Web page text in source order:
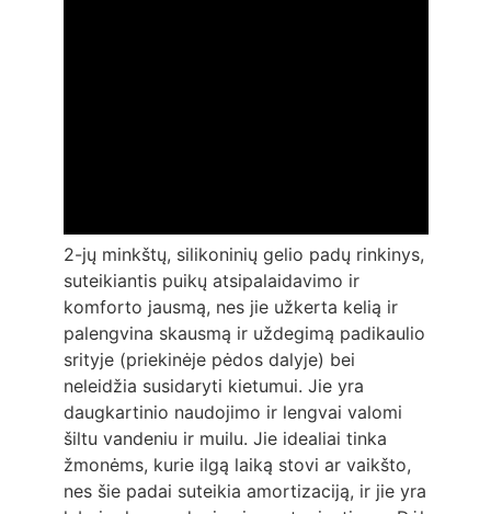
2-jų minkštų, silikoninių gelio padų rinkinys,
suteikiantis puikų atsipalaidavimo ir
komforto jausmą, nes jie užkerta kelią ir
palengvina skausmą ir uždegimą padikaulio
srityje (priekinėje pėdos dalyje) bei
neleidžia susidaryti kietumui. Jie yra
daugkartinio naudojimo ir lengvai valomi
šiltu vandeniu ir muilu. Jie idealiai tinka
žmonėms, kurie ilgą laiką stovi ar vaikšto,
nes šie padai suteikia amortizaciją, ir jie yra